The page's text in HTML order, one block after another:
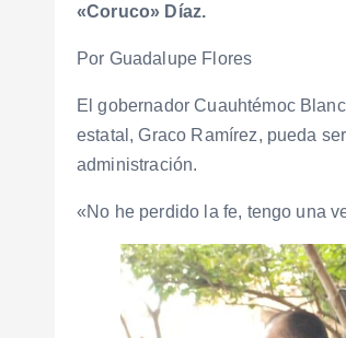
«Coruco» Díaz.
Por Guadalupe Flores
El gobernador Cuauhtémoc
estatal, Graco Ramírez, pueda
administración.
«No he perdido la fe, tengo una